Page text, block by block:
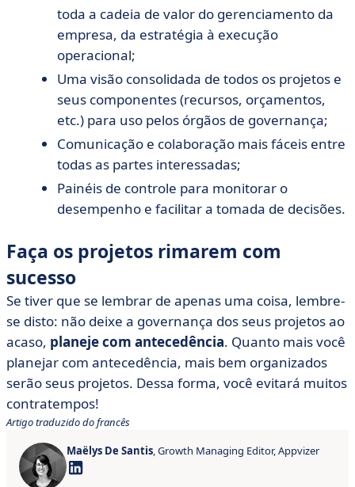
toda a cadeia de valor do gerenciamento da
empresa, da estratégia à execução
operacional;
Uma visão consolidada de todos os projetos e
seus componentes (recursos, orçamentos,
etc.) para uso pelos órgãos de governança;
Comunicação e colaboração mais fáceis entre
todas as partes interessadas;
Painéis de controle para monitorar o
desempenho e facilitar a tomada de decisões.
Faça os projetos rimarem com
sucesso
Se tiver que se lembrar de apenas uma coisa, lembre-
se disto: não deixe a governança dos seus projetos ao
acaso, planeje com antecedência. Quanto mais você
planejar com antecedência, mais bem organizados
serão seus projetos. Dessa forma, você evitará muitos
contratempos!
Artigo traduzido do francês
Maëlys De Santis, Growth Managing Editor, Appvizer